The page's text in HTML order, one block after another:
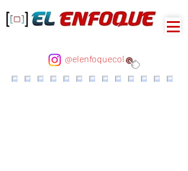
@elenfoquecol